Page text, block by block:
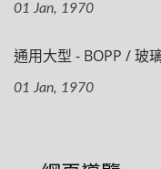
01 Jan, 1970
通用大型 - BOPP / 玻
01 Jan, 1970